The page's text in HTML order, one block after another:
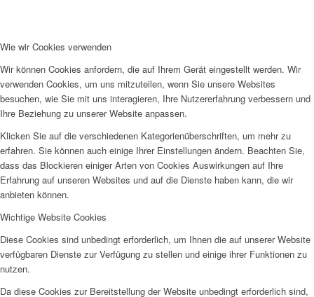
Wie wir Cookies verwenden
Wir können Cookies anfordern, die auf Ihrem Gerät eingestellt werden. Wir
verwenden Cookies, um uns mitzuteilen, wenn Sie unsere Websites
besuchen, wie Sie mit uns interagieren, Ihre Nutzererfahrung verbessern und
Ihre Beziehung zu unserer Website anpassen.
Klicken Sie auf die verschiedenen Kategorienüberschriften, um mehr zu
erfahren. Sie können auch einige Ihrer Einstellungen ändern. Beachten Sie,
dass das Blockieren einiger Arten von Cookies Auswirkungen auf Ihre
Erfahrung auf unseren Websites und auf die Dienste haben kann, die wir
anbieten können.
Wichtige Website Cookies
Diese Cookies sind unbedingt erforderlich, um Ihnen die auf unserer Website
verfügbaren Dienste zur Verfügung zu stellen und einige ihrer Funktionen zu
nutzen.
Da diese Cookies zur Bereitstellung der Website unbedingt erforderlich sind,